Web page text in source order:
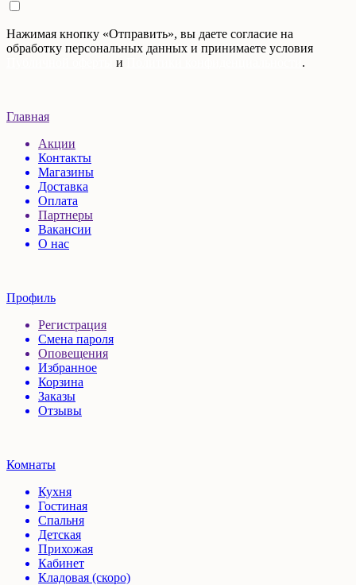
Нажимая кнопку «Отправить», вы даете согласие на
обработку персональных данных и принимаете условия
и .
Главная
Акции
Контакты
Магазины
Доставка
Оплата
Партнеры
Вакансии
О нас
Профиль
Регистрация
Смена пароля
Оповещения
Избранное
Корзина
Заказы
Отзывы
Комнаты
Кухня
Гостиная
Спальня
Детская
Прихожая
Кабинет
Кладовая (скоро)